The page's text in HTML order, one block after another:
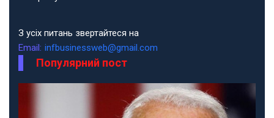
З усіх питань звертайтеся на
Email: infbusinessweb@gmail.com
Популярний пост